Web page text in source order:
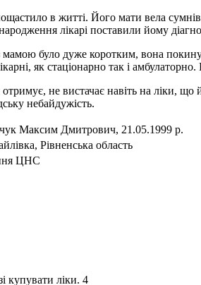
в житті. Його мати вела
лікарі поставили йому
було дуже коротким, вона
як стаціонарно так і
не вистачає навіть на ліки,
небайдужість.
Максим Дмитрович, 21.05.1999 р.
Рівненська область
ЦНС